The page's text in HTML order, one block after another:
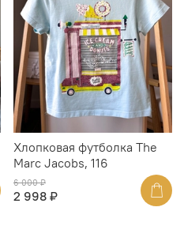
Хлопковая футболка The
Marc Jacobs, 116
6 000 ₽
2 998 ₽